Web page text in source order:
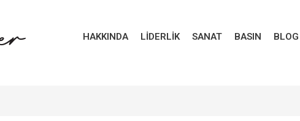
HAKKINDA LIDERLIK SANAT BASIN BLOG